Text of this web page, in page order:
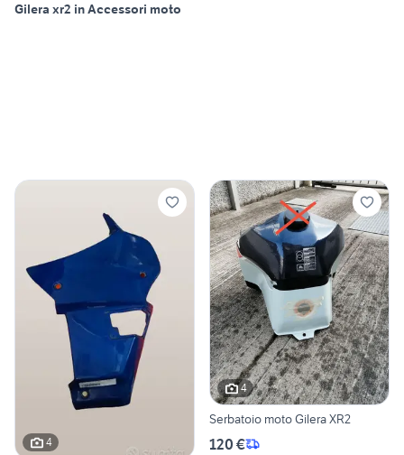
Gilera xr2 in Accessori moto
4
4
Serbatoio moto Gilera XR2
120 €